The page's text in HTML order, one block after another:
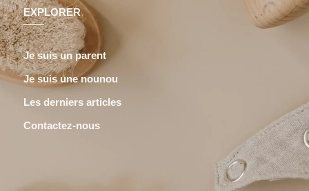
EXPLORER
Je suis un parent
Je suis une nounou
Les derniers articles
Contactez-nous